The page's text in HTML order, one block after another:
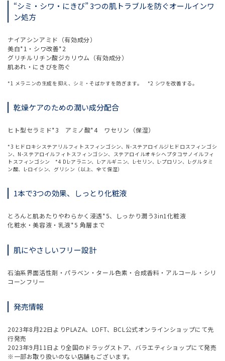
“シミ・シワ・にきび” 3つの肌トラブルを防ぐオールインワ
ン処方
ナイアシンアミド（有効成分）
美白*1・シワ改善*2
グリチルリチン酸ジカリウム（有効成分）
肌あれ・にきびを防ぐ
*1 メラニンの生成を抑え、シミ・そばかすを防ぎます。 *2 シワを改善する。
乾燥ケアのための潤い成分配合
ヒト型セラミド*3 アミノ酸*4 ワセリン（保湿）
*3 ヒドロキシステアリルフィトスフィンゴシン、N-ステアロイルジヒドロスフィンゴシ
ン、N-ステアロイルフィトスフィンゴシン、ステアロイルオキシヘプタコサノイルフィ
トスフィンゴシン *4 DL-アラニン、L-アルギニン、L-セリン、L-プロリン、L-グルタミ
ン酸、L-ロイシン、グリシン（以上、全て保湿）
1本で3つの効果、しっとり化粧液
とろんと肌あたりやわらかく浸透*5、しっかり潤う3in1化粧液
化粧水・美容液・乳液*5 角層まで
肌にやさしいフリー設計
石油系界面活性剤・パラベン・タール色素・合成香料・アルコール・シリ
コーンフリー
発売情報
2023年8月22日よりPLAZA、LOFT、BCL公式オンラインショップにて先
行発売
2023年9月11日より全国のドラッグストア、バラエティショップにて発売
※一部お取り扱いのない店舗もございます。